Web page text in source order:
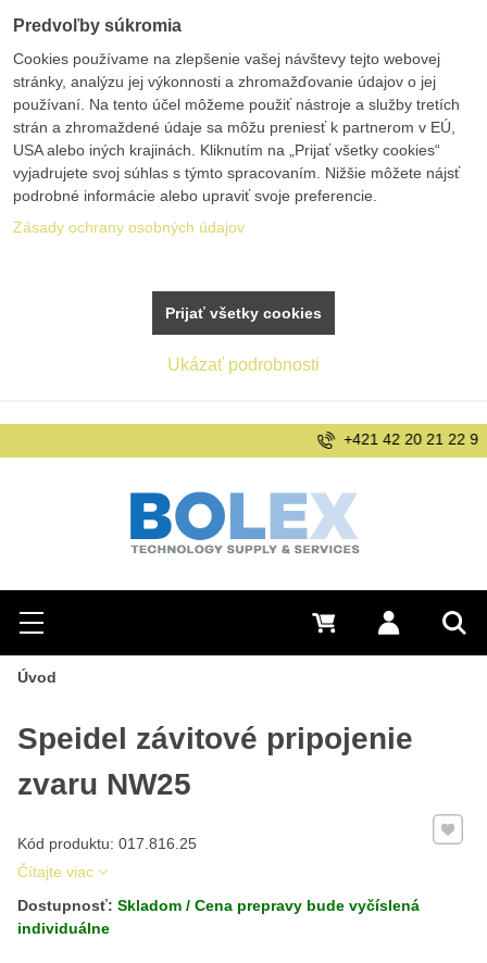
Hľadať
Menu Prihlásiť sa
0 €
+421 42 20 21 22 9
Úvod
Speidel závitové pripojenie
zvaru NW25
Kód produktu: 017.816.25
Čítajte viac
Pridať
Dostupnosť: Skladom / Cena prepravy bude vyčíslená
individuálne
Predvoľby súkromia
Cookies používame na zlepšenie vašej návštevy tejto webovej
stránky, analýzu jej výkonnosti a zhromažďovanie údajov o jej
používaní. Na tento účel môžeme použiť nástroje a služby tretích
strán a zhromaždené údaje sa môžu preniesť k partnerom v EÚ,
USA alebo iných krajinách. Kliknutím na „Prijať všetky cookies“
vyjadrujete svoj súhlas s týmto spracovaním. Nižšie môžete nájsť
podrobné informácie alebo upraviť svoje preferencie.
Zásady ochrany osobných údajov
Ukázať podrobnosti
Prijať všetky cookies